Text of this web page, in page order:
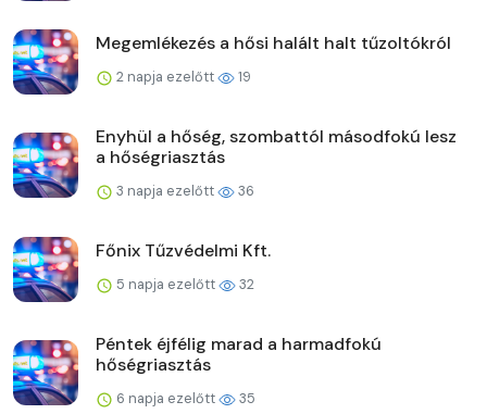
Megemlékezés a hősi halált halt tűzoltókról
2 napja ezelőtt 19
Enyhül a hőség, szombattól másodfokú lesz
a hőségriasztás
3 napja ezelőtt 36
Főnix Tűzvédelmi Kft.
5 napja ezelőtt 32
Péntek éjfélig marad a harmadfokú
hőségriasztás
6 napja ezelőtt 35